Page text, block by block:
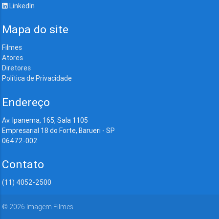
LinkedIn
Mapa do site
Filmes
Atores
Diretores
Política de Privacidade
Endereço
Av. Ipanema, 165, Sala 1105
Empresarial 18 do Forte, Barueri - SP
06472-002
Contato
(11) 4052-2500
© 2026 Imagem Filmes